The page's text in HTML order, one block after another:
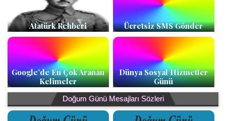
Atatürk Rehberi Ücretsiz SMS Gönder
Google’de En Çok Aranan
Kelimeler
Dünya Sosyal Hizmetler
Günü
Doğum Günü Mesajları Sözleri